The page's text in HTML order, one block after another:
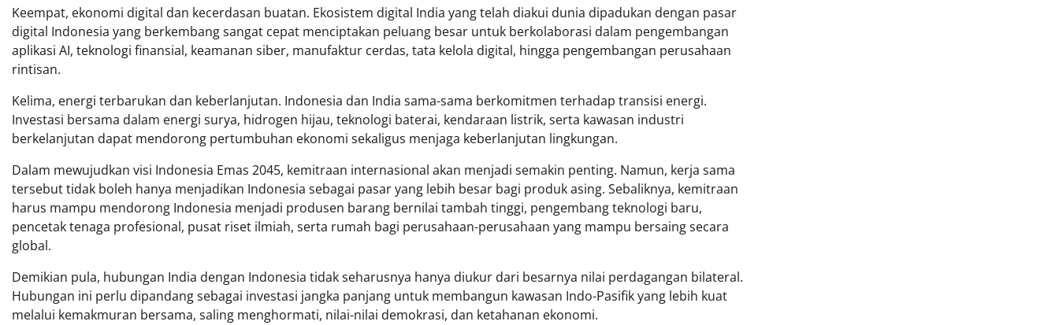
Keempat, ekonomi digital dan kecerdasan buatan. Ekosistem digital India yang telah diakui dunia dipadukan dengan pasar
digital Indonesia yang berkembang sangat cepat menciptakan peluang besar untuk berkolaborasi dalam pengembangan
aplikasi AI, teknologi finansial, keamanan siber, manufaktur cerdas, tata kelola digital, hingga pengembangan perusahaan
rintisan.
Kelima, energi terbarukan dan keberlanjutan. Indonesia dan India sama-sama berkomitmen terhadap transisi energi.
Investasi bersama dalam energi surya, hidrogen hijau, teknologi baterai, kendaraan listrik, serta kawasan industri
berkelanjutan dapat mendorong pertumbuhan ekonomi sekaligus menjaga keberlanjutan lingkungan.
Dalam mewujudkan visi Indonesia Emas 2045, kemitraan internasional akan menjadi semakin penting. Namun, kerja sama
tersebut tidak boleh hanya menjadikan Indonesia sebagai pasar yang lebih besar bagi produk asing. Sebaliknya, kemitraan
harus mampu mendorong Indonesia menjadi produsen barang bernilai tambah tinggi, pengembang teknologi baru,
pencetak tenaga profesional, pusat riset ilmiah, serta rumah bagi perusahaan-perusahaan yang mampu bersaing secara
global.
Demikian pula, hubungan India dengan Indonesia tidak seharusnya hanya diukur dari besarnya nilai perdagangan bilateral.
Hubungan ini perlu dipandang sebagai investasi jangka panjang untuk membangun kawasan Indo-Pasifik yang lebih kuat
melalui kemakmuran bersama, saling menghormati, nilai-nilai demokrasi, dan ketahanan ekonomi.